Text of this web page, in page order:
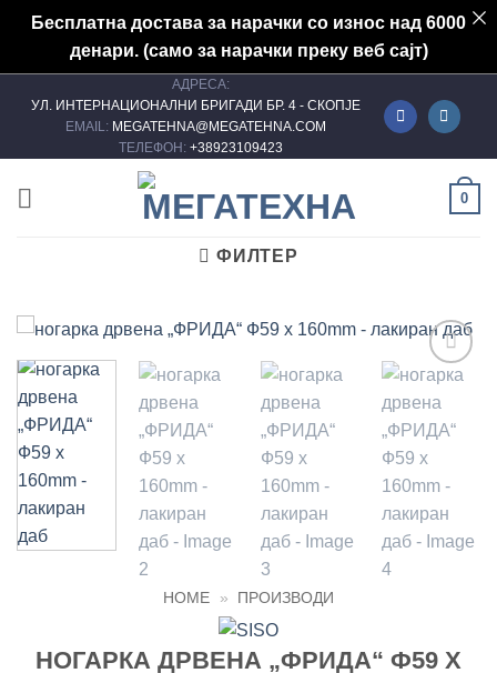
Бесплатна достава за нарачки со износ над 6000
денари. (само за нарачки преку веб сајт)
АДРЕСА:
УЛ. ИНТЕРНАЦИОНАЛНИ БРИГАДИ БР. 4 - СКОПЈЕ
EMAIL: MEGATEHNA@MEGATEHNA.COM
ТЕЛЕФОН: +38923109423
0
ФИЛТЕР
Add to
wishlist
HOME » ПРОИЗВОДИ
НОГАРКА ДРВЕНА „ФРИДА“ Ф59 Х